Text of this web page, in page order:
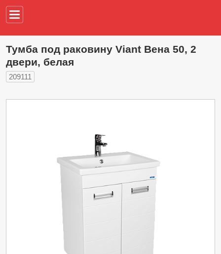
Тумба под раковину Viant Вена 50, 2
двери, белая
209111